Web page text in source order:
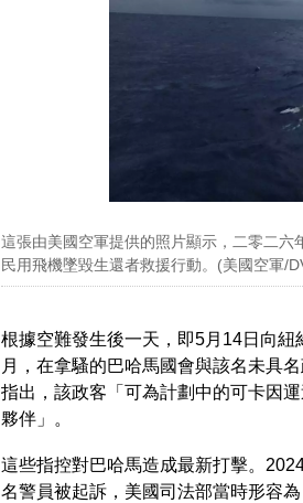
這張由美國空軍提供的照片顯示，二零二
民用飛機墜毀生還者救援行動。(美國空軍/
根據空難發生後一天，即5月14日向
月，在拿騷的巴哈馬國會與該名未具
指出，該政客「可為計劃中的可卡因
夥伴」。
這些指控對巴哈馬造成最新打擊。
名警員被起訴，美國司法部當時形容